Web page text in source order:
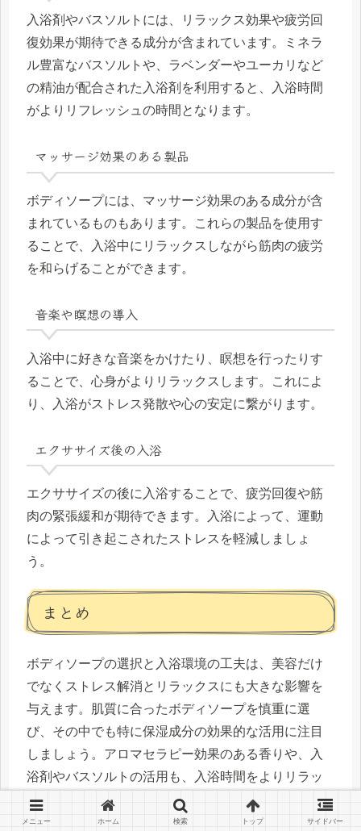
入浴剤やバスソルトには、リラックス効果や疲労回
復効果が期待できる成分が含まれています。ミネラ
ル豊富なバスソルトや、ラベンダーやユーカリなど
の精油が配合された入浴剤を利用すると、入浴時間
がよりリフレッシュの時間となります。
マッサージ効果のある製品
ボディソープには、マッサージ効果のある成分が含
まれているものもあります。これらの製品を使用す
ることで、入浴中にリラックスしながら筋肉の疲労
を和らげることができます。
音楽や瞑想の導入
入浴中に好きな音楽をかけたり、瞑想を行ったりす
ることで、心身がよりリラックスします。これによ
り、入浴がストレス発散や心の安定に繋がります。
エクササイズ後の入浴
エクササイズの後に入浴することで、疲労回復や筋
肉の緊張緩和が期待できます。入浴によって、運動
によって引き起こされたストレスを軽減しましょ
う。
まとめ
ボディソープの選択と入浴環境の工夫は、美容だけ
でなくストレス解消とリラックスにも大きな影響を
与えます。肌質に合ったボディソープを慎重に選
び、その中でも特に保湿成分の効果的な活用に注目
しましょう。アロマセラピー効果のある香りや、入
浴剤やバスソルトの活用も、入浴時間をよりリラッ
クスのひとときに変える手段となります。
メニュー ホーム 検索 トップ サイドバー